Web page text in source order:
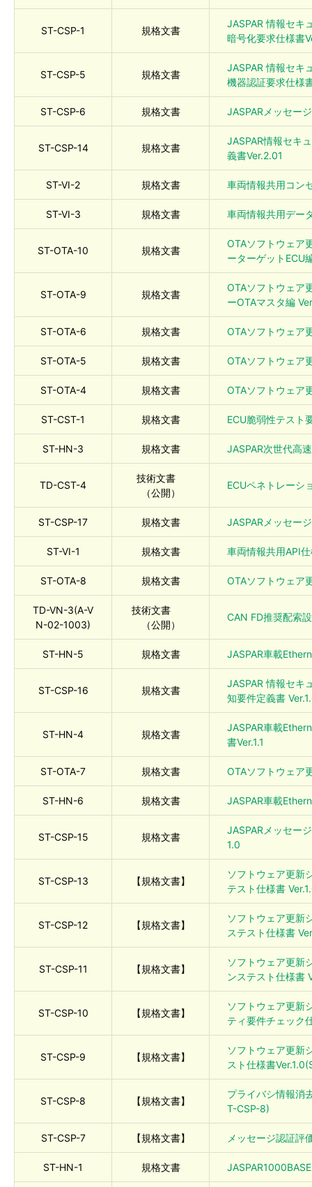
ST-CSP-1 規格文書
JASPAR 情報セキ
暗号化要求仕様書
ST-CSP-5 規格文書
JASPAR 情報セキ
機器認証要求仕様
ST-CSP-6 規格文書 JASPARメッセー
ST-CSP-14 規格文書
JASPAR情報セキ
義書Ver.2.01
ST-VI-2 規格文書 車両情報共用コン
ST-VI-3 規格文書 車両情報共用デー
ST-OTA-10 規格文書
OTAソフトウェア
ーターゲットECU
ST-OTA-9 規格文書
OTAソフトウェア
ーOTAマスタ編
ST-OTA-6 規格文書 OTAソフトウェア
ST-OTA-5 規格文書 OTAソフトウェア
ST-OTA-4 規格文書 OTAソフトウェア
ST-CST-1 規格文書 ECU脆弱性テスト
ST-HN-3 規格文書 JASPAR次世代高
TD-CST-4
技術文書
（公開）
ECUペネトレーシ
ST-CSP-17 規格文書 JASPARメッセー
ST-VI-1 規格文書 車両情報共用API
ST-OTA-8 規格文書 OTAソフトウェア
TD-VN-3(A-V
N-02-1003)
技術文書
（公開）
CAN FD推奨配索
ST-HN-5 規格文書 JASPAR車載
ST-CSP-16 規格文書
JASPAR 情報セキ
知要件定義書
ST-HN-4 規格文書
JASPAR車載
書Ver.1.1
ST-OTA-7 規格文書 OTAソフトウェア
ST-HN-6 規格文書 JASPAR車載
ST-CSP-15 規格文書
JASPARメッセー
1.0
ST-CSP-13 【規格文書】
ソフトウェア更新
テスト仕様書
ST-CSP-12 【規格文書】
ソフトウェア更新
ステスト仕様書
ST-CSP-11 【規格文書】
ソフトウェア更新
ンステスト仕様書
ST-CSP-10 【規格文書】
ソフトウェア更新
ティ要件チェック
ST-CSP-9 【規格文書】
ソフトウェア更新
スト仕様書
ST-CSP-8 【規格文書】
プライバシ情報消
T-CSP-8)
ST-CSP-7 【規格文書】 メッセージ認証評
ST-HN-1 規格文書